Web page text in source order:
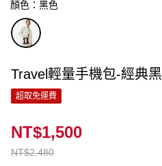
顏色：黑色
Travel輕量手機包-經典黑
超取免運費
NT$2,480
NT$1,500